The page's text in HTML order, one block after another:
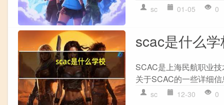
sc 01-05 0
scac是什么
SCAC是上海民航职业
关于SCAC的一些详细
sc 12-30 0